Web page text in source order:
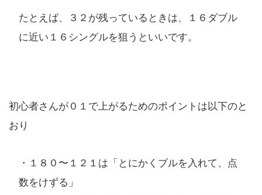
たとえば、３２が残っているときは、１６ダブル
に近い１６シングルを狙うといいです。
初心者さんが０１で上がるためのポイントは以下のと
おり
・１８０〜１２１は「とにかくブルを入れて、点
数をけずる」